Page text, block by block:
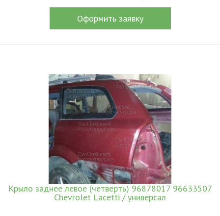
Оформить заявку
Крыло заднее левое (четверть) 96878017 96633507
Chevrolet Lacetti / универсал